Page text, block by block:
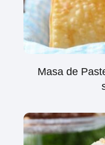
Masa de